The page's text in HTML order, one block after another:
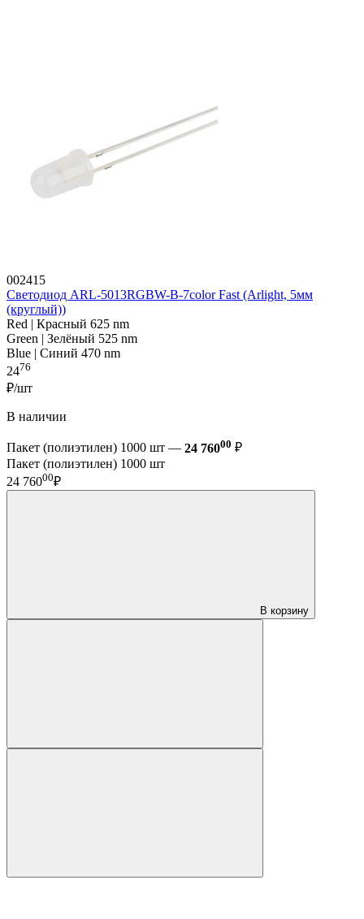
002415
Светодиод ARL-5013RGBW-B-7color Fast (Arlight, 5мм
(круглый))
Red | Красный 625 nm
Green | Зелёный 525 nm
Blue | Синий 470 nm
2476
₽/шт
В наличии
Пакет (полиэтилен) 1000 шт — 24 76000 ₽
Пакет (полиэтилен) 1000 шт
24 76000₽
В корзину